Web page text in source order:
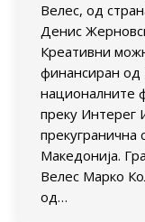
Велес, од
Денис
Креативни
финансиран од
националните
преку Интерег
прекугранична
Македонија.
Велес Марко
од…